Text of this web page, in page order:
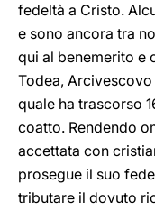
fedeltà a Cristo.
e sono ancora tra
qui al benemerito e
Todea,
quale ha trascorso
coatto. Rendendo
accettata con
prosegue il suo
tributare il dovuto